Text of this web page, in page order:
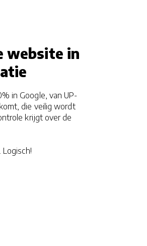
website in
in Google, van UP-
die veilig wordt
krijgt over de